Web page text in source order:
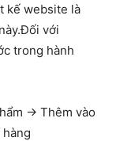
kế website là
với
trong hành
-> Thêm vào